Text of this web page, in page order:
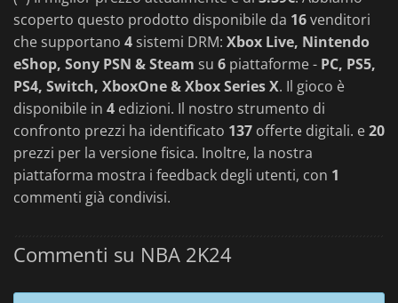
scoperto questo prodotto disponibile da 16venditori
che supportano 4 sistemi DRM: Xbox Live, Nintendo
eShop, Sony PSN & Steam su 6 piattaforme - PC, PS5,
PS4, Switch, XboxOne & Xbox Series X. Il gioco è
disponibile in 4 edizioni. Il nostro strumento di
confronto prezzi ha identificato 137 offerte digitali. e20
prezzi per la versione fisica. Inoltre, la nostra
piattaforma mostra i feedback degli utenti, con 1
commenti già condivisi.
Commenti su NBA 2K24